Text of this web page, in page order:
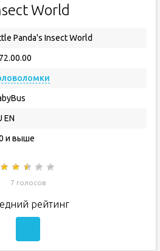
World
Panda's Insect World
EN
и выше
7 голосов
рейтинг